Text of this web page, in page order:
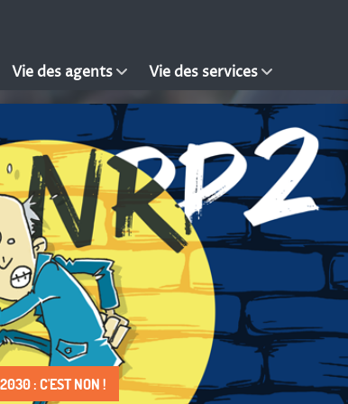
Vie des agents Vie des services
: C'EST NON !
DROIT À FAIRE VIVRE !